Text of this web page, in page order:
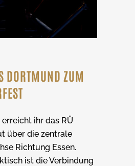
DORTMUND ZUM
ihr das RÜ
über die zentrale
Richtung Essen.
ist die Verbindung